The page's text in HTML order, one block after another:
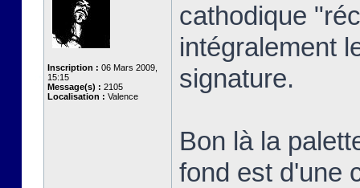
Inscription : 06 Mars 2009,
15:15
Message(s) : 2105
Localisation : Valence
cathodique
intégralement
signature.
Bon là la
fond est d'une